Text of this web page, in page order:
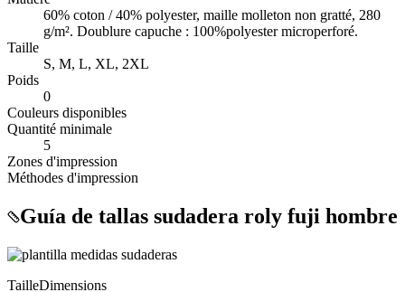
60% coton / 40% polyester, maille molleton non gratté, 280
g/m². Doublure capuche : 100%polyester microperforé.
Taille
S, M, L, XL, 2XL
Poids
0
Couleurs disponibles
Quantité minimale
5
Zones d'impression
Méthodes d'impression
Guía de tallas sudadera roly fuji hombre
TailleDimensions